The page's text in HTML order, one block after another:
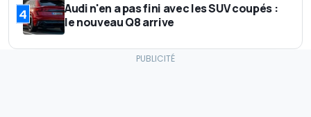
4
Audi n'en a pas fini avec les SUV coupés :
le nouveau Q8 arrive